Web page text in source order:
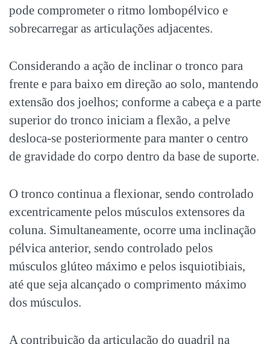
pode comprometer o ritmo lombopélvico e
sobrecarregar as articulações adjacentes.
Considerando a ação de inclinar o tronco para
frente e para baixo em direção ao solo, mantendo
extensão dos joelhos; conforme a cabeça e a parte
superior do tronco iniciam a flexão, a pelve
desloca-se posteriormente para manter o centro
de gravidade do corpo dentro da base de suporte.
O tronco continua a flexionar, sendo controlado
excentricamente pelos músculos extensores da
coluna. Simultaneamente, ocorre uma inclinação
pélvica anterior, sendo controlado pelos
músculos glúteo máximo e pelos isquiotibiais,
até que seja alcançado o comprimento máximo
dos músculos.
A contribuição da articulação do quadril na